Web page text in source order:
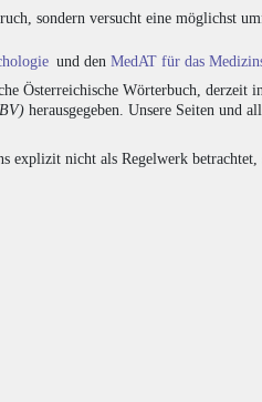
sondern versucht eine möglichst
und den MedAT für das
Österreichische Wörterbuch, derzeit
herausgegeben. Unsere Seiten und
explizit nicht als Regelwerk betrachtet,